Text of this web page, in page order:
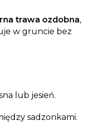
trawa ozdobna,
w gruncie bez
lub jesień.
sadzonkami.